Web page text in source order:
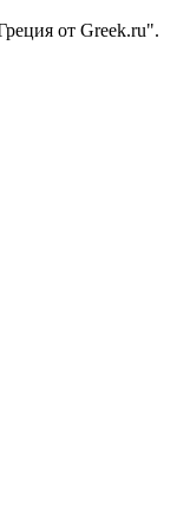
от Greek.ru".